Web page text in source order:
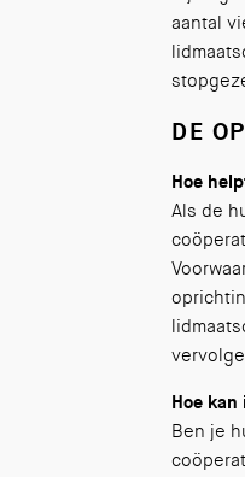
aantal
DE
Hoe
Als de
Hoe
Ben je